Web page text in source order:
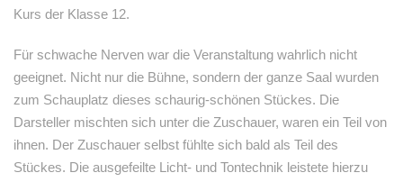
Kurs der Klasse 12.
Für schwache Nerven war die Veranstaltung wahrlich nicht
geeignet. Nicht nur die Bühne, sondern der ganze Saal wurden
zum Schauplatz dieses schaurig-schönen Stückes. Die
Darsteller mischten sich unter die Zuschauer, waren ein Teil von
ihnen. Der Zuschauer selbst fühlte sich bald als Teil des
Stückes. Die ausgefeilte Licht- und Tontechnik leistete hierzu